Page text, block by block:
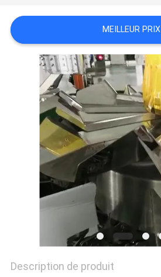
DEMANDEZ
UN DEVIS
SITEMAP
POLITIQUE
CONFIDENTIALITÉ
MEILLEUR PRIX
Description de produit